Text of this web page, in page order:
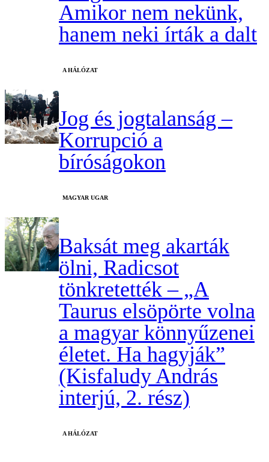
Amikor nem nekünk,
hanem neki írták a dalt
A HÁLÓZAT
Jog és jogtalanság –
Korrupció a
bíróságokon
MAGYAR UGAR
Baksát meg akarták
ölni, Radicsot
tönkretették – „A
Taurus elsöpörte volna
a magyar könnyűzenei
életet. Ha hagyják”
(Kisfaludy András
interjú, 2. rész)
A HÁLÓZAT